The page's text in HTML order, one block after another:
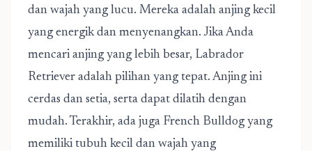
dan wajah yang lucu. Mereka adalah anjing kecil
yang energik dan menyenangkan. Jika Anda
mencari anjing yang lebih besar, Labrador
Retriever adalah pilihan yang tepat. Anjing ini
cerdas dan setia, serta dapat dilatih dengan
mudah. Terakhir, ada juga French Bulldog yang
memiliki tubuh kecil dan wajah yang